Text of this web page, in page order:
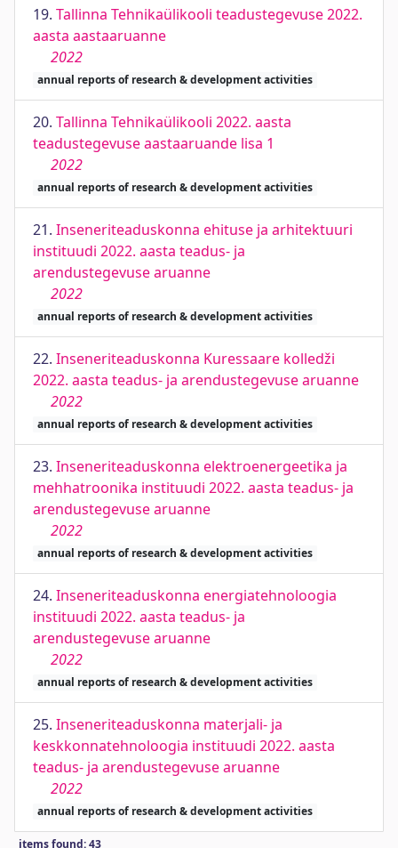
19. Tallinna Tehnikaülikooli teadustegevuse 2022.
aasta aastaaruanne
2022
annual reports of research & development activities
20. Tallinna Tehnikaülikooli 2022. aasta
teadustegevuse aastaaruande lisa 1
2022
annual reports of research & development activities
21. Inseneriteaduskonna ehituse ja arhitektuuri
instituudi 2022. aasta teadus- ja
arendustegevuse aruanne
2022
annual reports of research & development activities
22. Inseneriteaduskonna Kuressaare kolledži
2022. aasta teadus- ja arendustegevuse aruanne
2022
annual reports of research & development activities
23. Inseneriteaduskonna elektroenergeetika ja
mehhatroonika instituudi 2022. aasta teadus- ja
arendustegevuse aruanne
2022
annual reports of research & development activities
24. Inseneriteaduskonna energiatehnoloogia
instituudi 2022. aasta teadus- ja
arendustegevuse aruanne
2022
annual reports of research & development activities
25. Inseneriteaduskonna materjali- ja
keskkonnatehnoloogia instituudi 2022. aasta
teadus- ja arendustegevuse aruanne
2022
annual reports of research & development activities
items found: 43